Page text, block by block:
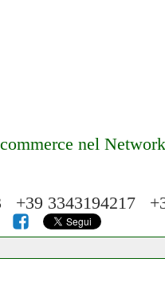
nel Network
per Lavoro nel
+39 3343194217